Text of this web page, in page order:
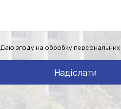
Даю згоду на обробку